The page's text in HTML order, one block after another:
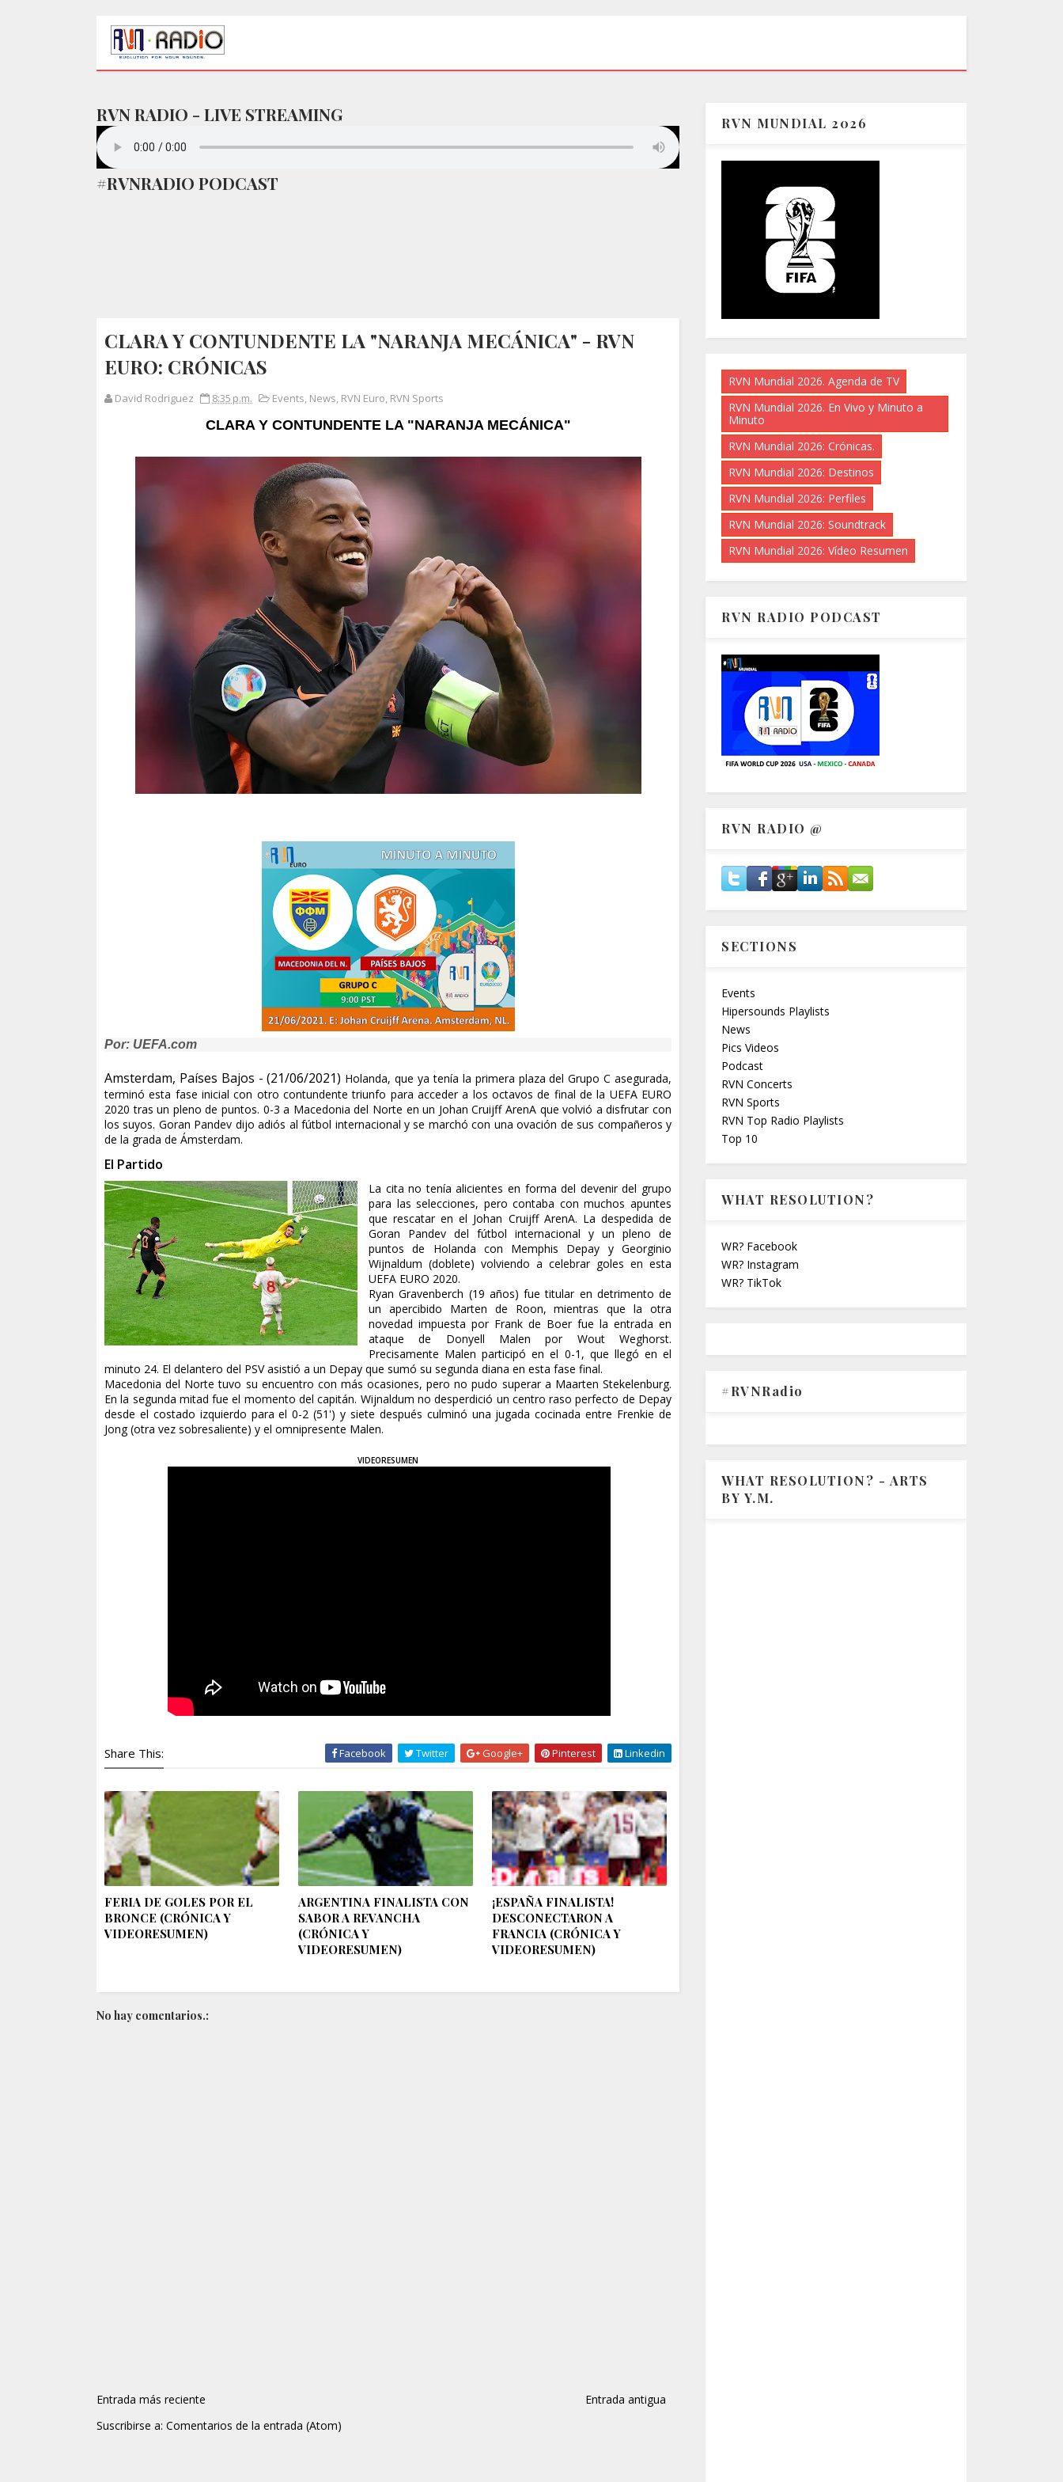
RVN RADIO - LIVE STREAMING
#RVNRADIO PODCAST
CLARA Y CONTUNDENTE LA "NARANJA MECÁNICA" - RVN
EURO: CRÓNICAS
David Rodriguez 8:35 p.m. Events, News, RVN Euro, RVN Sports
CLARA Y CONTUNDENTE LA "NARANJA MECÁNICA"
Por: UEFA.com
Amsterdam, Países Bajos - (21/06/2021) Holanda, que ya tenía la primera plaza del Grupo C asegurada,
terminó esta fase inicial con otro contundente triunfo para acceder a los octavos de final de la UEFA EURO
2020 tras un pleno de puntos. 0-3 a Macedonia del Norte en un Johan Cruijff ArenA que volvió a disfrutar con
los suyos. Goran Pandev dijo adiós al fútbol internacional y se marchó con una ovación de sus compañeros y
de la grada de Ámsterdam.
El Partido
La cita no tenía alicientes en forma del devenir del grupo
para las selecciones, pero contaba con muchos apuntes
que rescatar en el Johan Cruijff ArenA. La despedida de
Goran Pandev del fútbol internacional y un pleno de
puntos de Holanda con Memphis Depay y Georginio
Wijnaldum (doblete) volviendo a celebrar goles en esta
UEFA EURO 2020.
Ryan Gravenberch (19 años) fue titular en detrimento de
un apercibido Marten de Roon, mientras que la otra
novedad impuesta por Frank de Boer fue la entrada en
ataque de Donyell Malen por Wout Weghorst.
Precisamente Malen participó en el 0-1, que llegó en el
minuto 24. El delantero del PSV asistió a un Depay que sumó su segunda diana en esta fase final.
Macedonia del Norte tuvo su encuentro con más ocasiones, pero no pudo superar a Maarten Stekelenburg.
En la segunda mitad fue el momento del capitán. Wijnaldum no desperdició un centro raso perfecto de Depay
desde el costado izquierdo para el 0-2 (51') y siete después culminó una jugada cocinada entre Frenkie de
Jong (otra vez sobresaliente) y el omnipresente Malen.
VIDEORESUMEN
Share This: Facebook Twitter Google+ Pinterest Linkedin
FERIA DE GOLES POR EL
BRONCE (CRÓNICA Y
VIDEORESUMEN)
ARGENTINA FINALISTA CON
SABOR A REVANCHA
(CRÓNICA Y
VIDEORESUMEN)
¡ESPAÑA FINALISTA!
DESCONECTARON A
FRANCIA (CRÓNICA Y
VIDEORESUMEN)
No hay comentarios.:
Entrada más reciente
Entrada antigua
Suscribirse a: Comentarios de la entrada (Atom)
RVN MUNDIAL 2026
RVN Mundial 2026. Agenda de TV
RVN Mundial 2026. En Vivo y Minuto a
Minuto
RVN Mundial 2026: Crónicas.
RVN Mundial 2026: Destinos
RVN Mundial 2026: Perfiles
RVN Mundial 2026: Soundtrack
RVN Mundial 2026: Vídeo Resumen
RVN RADIO PODCAST
RVN RADIO @
SECTIONS
Events
Hipersounds Playlists
News
Pics Videos
Podcast
RVN Concerts
RVN Sports
RVN Top Radio Playlists
Top 10
WHAT RESOLUTION?
WR? Facebook
WR? Instagram
WR? TikTok
#RVNRadio
WHAT RESOLUTION? - ARTS
BY Y.M.